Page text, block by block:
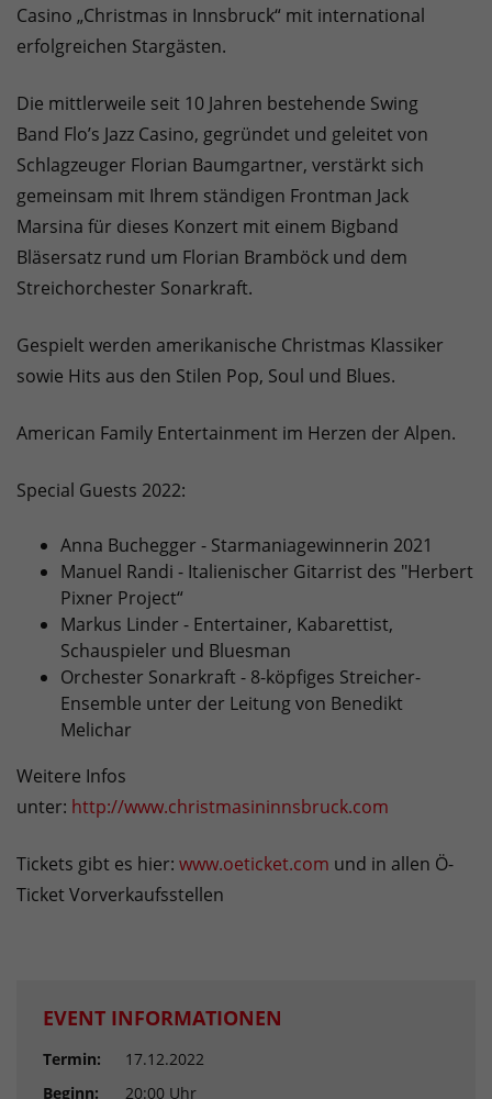
Casino „Christmas in Innsbruck“ mit international
erfolgreichen Stargästen.
Die mittlerweile seit 10 Jahren bestehende Swing
Band Flo’s Jazz Casino, gegründet und geleitet von
Schlagzeuger Florian Baumgartner, verstärkt sich
gemeinsam mit Ihrem ständigen Frontman Jack
Marsina für dieses Konzert mit einem Bigband
Bläsersatz rund um Florian Bramböck und dem
Streichorchester Sonarkraft.
Gespielt werden amerikanische Christmas Klassiker
sowie Hits aus den Stilen Pop, Soul und Blues.
American Family Entertainment im Herzen der Alpen.
Special Guests 2022:
Anna Buchegger - Starmaniagewinnerin 2021
Manuel Randi - Italienischer Gitarrist des "Herbert
Pixner Project“
Markus Linder - Entertainer, Kabarettist,
Schauspieler und Bluesman
Orchester Sonarkraft - 8-köpfiges Streicher-
Ensemble unter der Leitung von Benedikt
Melichar
Weitere Infos
unter: http://www.christmasininnsbruck.com
Tickets gibt es hier: www.oeticket.com und in allen Ö-
Ticket Vorverkaufsstellen
EVENT INFORMATIONEN
Termin:
17.12.2022
Beginn:
20:00 Uhr